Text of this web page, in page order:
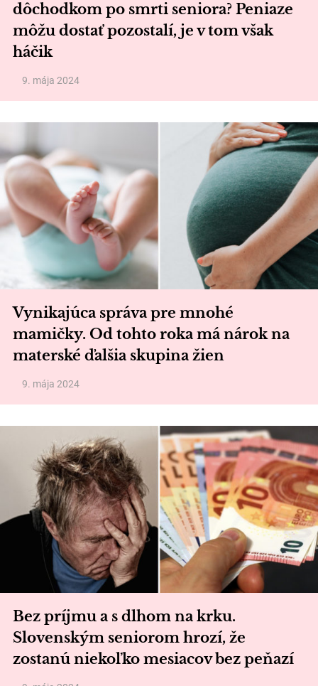
dôchodkom po smrti seniora? Peniaze
môžu dostať pozostalí, je v tom však
háčik
9. mája 2024
Vynikajúca správa pre mnohé
mamičky. Od tohto roka má nárok na
materské ďalšia skupina žien
9. mája 2024
Bez príjmu a s dlhom na krku.
Slovenským seniorom hrozí, že
zostanú niekoľko mesiacov bez peňazí